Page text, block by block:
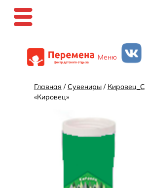
к
содержимому
Меню
Главная /Сувениры/
«Кировец»